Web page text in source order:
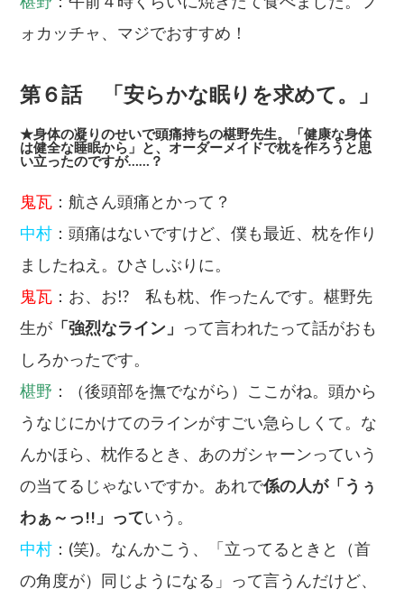
ォカッチャ、マジでおすすめ！
第６話 「安らかな眠りを求めて。」
★身体の凝りのせいで頭痛持ちの椹野先生。「健康な身体
は健全な睡眠から」と、オーダーメイドで枕を作ろうと思
い立ったのですが……？
鬼瓦 ：航さん頭痛とかって？
中村 ：頭痛はないですけど、僕も最近、枕を作り
ましたねえ。ひさしぶりに。
鬼瓦 ：お、お!? 私も枕、作ったんです。椹野先
生が 「強烈なライン」 って言われたって話がおも
しろかったです。
椹野 ：（後頭部を撫でながら）ここがね。頭から
うなじにかけてのラインがすごい急らしくて。な
んかほら、枕作るとき、あのガシャーンっていう
の当てるじゃないですか。あれで係の人が「うぅ
わぁ～っ!!」っていう。
中村 ：(笑)。なんかこう、「立ってるときと（首
の角度が）同じようになる」って言うんだけど、